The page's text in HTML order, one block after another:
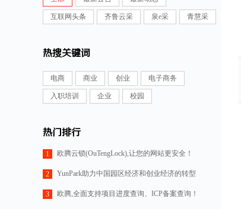
互联网头条 齐鲁云采 泉e采 青慧采
热搜关键词
电商 商业 创业 电子商务
入职培训 企业 校园
热门排行
1 欧腾云锁(OuTengLock),让您的网站更安全！
2 YunPark助力中国园区经济和创业经济的转型
3 欧腾,全面支持项目进度查询、ICP备案查询！